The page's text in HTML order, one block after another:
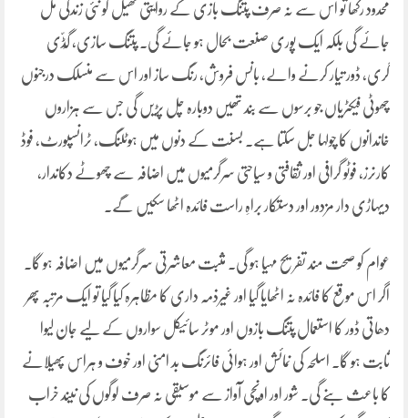
محدود رکھا تو اس سے نہ صرف پتنگ بازی کے روایتی کھیل کو نئی زندگی مل
جائے گی بلکہ ایک پوری صنعت بحال ہو جائے گی۔ پتنگ سازی، گُڈّی
گری، ڈور تیار کرنے والے، بانس فروش، رنگ ساز اور اس سے منسلک درجنوں
چھوٹی فیکٹریاں جو برسوں سے بند تھیں دوبارہ چل پڑیں گی جس سے ہزاروں
خاندانوں کا چولہا جل سکتا ہے۔ بسنت کے دنوں میں ہوٹلنگ، ٹرانسپورٹ، فوڈ
کارنرز، فوٹو گرافی اور ثقافتی و سیاحتی سرگرمیوں میں اضافہ سے چھوٹے دکاندار،
دیہاڑی دار مزدور اور دستکار براہِ راست فائدہ اٹھا سکیں گے۔
عوام کو صحت مند تفریح مہیا ہو گی۔ مثبت معاشرتی سرگرمیوں میں اضافہ ہو گا۔
اگر اس موقع کا فائدہ نہ اٹھایا گیا اور غیرذمہ داری کا مظاہرہ کیا گیا تو ایک مرتبہ پھر
دھاتی ڈور کا استعمال پتنگ بازوں اور موٹر سائیکل سواروں کے لیے جان لیوا
ثابت ہو گا۔ اسلحہ کی نمائش اور ہوائی فائرنگ بد امنی اور خوف و ہراس پھیلانے
کا باعث بنے گی۔ شور اور اونچی آواز سے موسیقی نہ صرف لوگوں کی نیند خراب